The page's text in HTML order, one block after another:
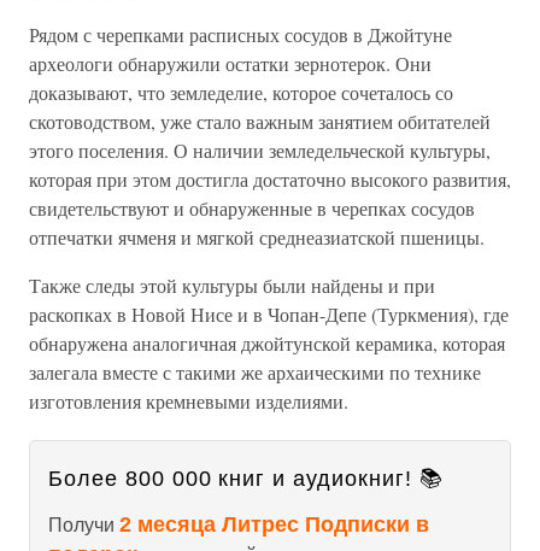
Рядом с черепками расписных сосудов в Джойтуне
археологи обнаружили остатки зернотерок. Они
доказывают, что земледелие, которое сочеталось со
скотоводством, уже стало важным занятием обитателей
этого поселения. О наличии земледельческой культуры,
которая при этом достигла достаточно высокого развития,
свидетельствуют и обнаруженные в черепках сосудов
отпечатки ячменя и мягкой среднеазиатской пшеницы.
Также следы этой культуры были найдены и при
раскопках в Новой Нисе и в Чопан-Депе (Туркмения), где
обнаружена аналогичная джойтунской керамика, которая
залегала вместе с такими же архаическими по технике
изготовления кремневыми изделиями.
Более 800 000 книг и аудиокниг! 📚
Получи 2 месяца Литрес Подписки в